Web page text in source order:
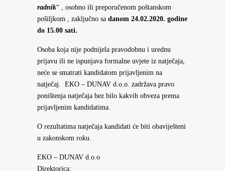
radnik“ , osobno ili preporučenom poštanskom
pošiljkom , zaključno sa danom 24.02.2020. godine
do 15.00 sati.
Osoba koja nije podnijela pravodobnu i urednu
prijavu ili ne ispunjava formalne uvjete iz natječaja,
neće se smatrati kandidatom prijavljenim na
natječaj. EKO – DUNAV d.o.o. zadržava pravo
poništenja natječaja bez bilo kakvih obveza prema
prijavljenim kandidatima.
O rezultatima natječaja kandidati će biti obaviješteni
u zakonskom roku.
EKO – DUNAV d.o.o
Direktorica: